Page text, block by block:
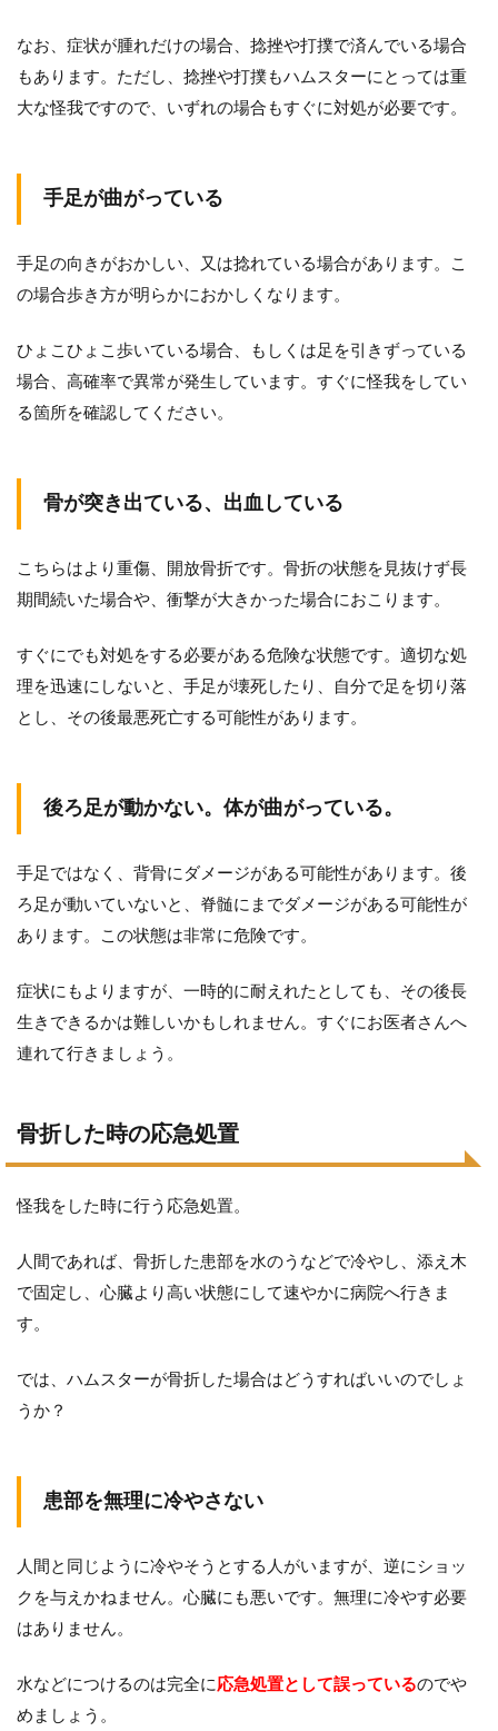
なお、症状が腫れだけの場合、捻挫や打撲で済んでいる場合
もあります。ただし、捻挫や打撲もハムスターにとっては重
大な怪我ですので、いずれの場合もすぐに対処が必要です。
手足が曲がっている
手足の向きがおかしい、又は捻れている場合があります。こ
の場合歩き方が明らかにおかしくなります。
ひょこひょこ歩いている場合、もしくは足を引きずっている
場合、高確率で異常が発生しています。すぐに怪我をしてい
る箇所を確認してください。
骨が突き出ている、出血している
こちらはより重傷、開放骨折です。骨折の状態を見抜けず長
期間続いた場合や、衝撃が大きかった場合におこります。
すぐにでも対処をする必要がある危険な状態です。適切な処
理を迅速にしないと、手足が壊死したり、自分で足を切り落
とし、その後最悪死亡する可能性があります。
後ろ足が動かない。体が曲がっている。
手足ではなく、背骨にダメージがある可能性があります。後
ろ足が動いていないと、脊髄にまでダメージがある可能性が
あります。この状態は非常に危険です。
症状にもよりますが、一時的に耐えれたとしても、その後長
生きできるかは難しいかもしれません。すぐにお医者さんへ
連れて行きましょう。
骨折した時の応急処置
怪我をした時に行う応急処置。
人間であれば、骨折した患部を水のうなどで冷やし、添え木
で固定し、心臓より高い状態にして速やかに病院へ行きま
す。
では、ハムスターが骨折した場合はどうすればいいのでしょ
うか？
患部を無理に冷やさない
人間と同じように冷やそうとする人がいますが、逆にショッ
クを与えかねません。心臓にも悪いです。無理に冷やす必要
はありません。
水などにつけるのは完全に応急処置として誤っているのでや
めましょう。